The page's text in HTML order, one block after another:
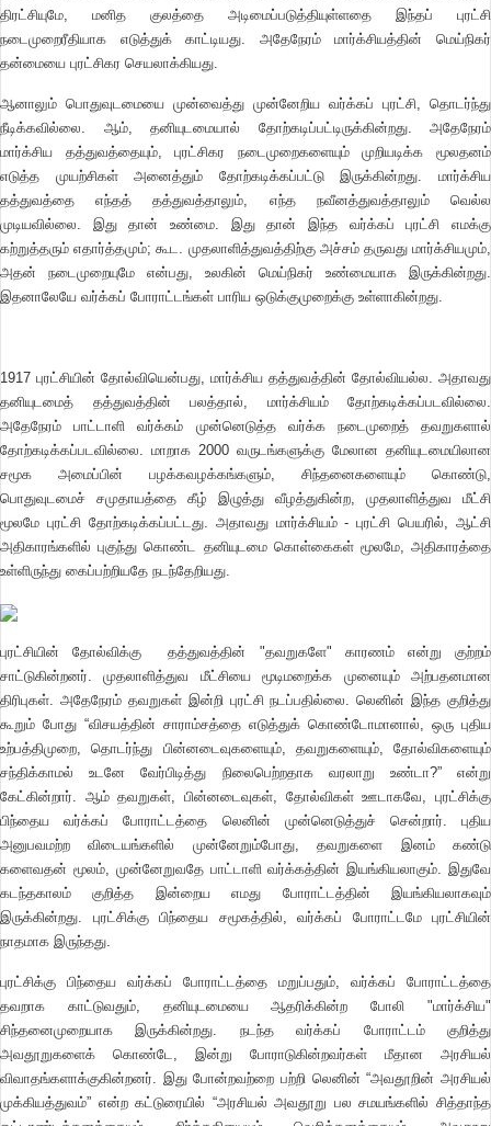
திரட்சியுமே, மனித குலத்தை அடிமைப்படுத்தியுள்ளதை இந்தப் புரட்சி
நடைமுறைரீதியாக எடுத்துக் காட்டியது. அதேநேரம் மார்க்சியத்தின் மெய்நிகர்
தன்மையை புரட்சிகர செயலாக்கியது.
ஆனாலும் பொதுவுடமையை முன்வைத்து முன்னேறிய வர்க்கப் புரட்சி, தொடர்ந்து
நீடிக்கவில்லை. ஆம், தனியுடமையால் தோற்கடிப்பட்டிருக்கின்றது. அதேநேரம்
மார்க்சிய தத்துவத்தையும், புரட்சிகர நடைமுறைகளையும் முறியடிக்க மூலதனம்
எடுத்த முயற்சிகள் அனைத்தும் தோற்கடிக்கப்பட்டு இருக்கின்றது. மார்க்சிய
தத்துவத்தை எந்தத் தத்துவத்தாலும், எந்த நவீனத்துவத்தாலும் வெல்ல
முடியவில்லை. இது தான் உண்மை. இது தான் இந்த வர்க்கப் புரட்சி எமக்கு
கற்றுத்தரும் எதார்த்தமும்; கூட. முதலாளித்துவத்திற்கு அச்சம் தருவது மார்க்சியமும்,
அதன் நடைமுறையுமே என்பது, உலகின் மெய்நிகர் உண்மையாக இருக்கின்றது.
இதனாலேயே வர்க்கப் போராட்டங்கள் பாரிய ஒடுக்குமுறைக்கு உள்ளாகின்றது.
1917 புரட்சியின் தோல்வியென்பது, மார்க்சிய தத்துவத்தின் தோல்வியல்ல. அதாவது
தனியுடமைத் தத்துவத்தின் பலத்தால், மார்க்சியம் தோற்கடிக்கப்படவில்லை.
அதேநேரம் பாட்டாளி வர்க்கம் முன்னெடுத்த வர்க்க நடைமுறைத் தவறுகளால்
தோற்கடிக்கப்படவில்லை. மாறாக 2000 வருடங்களுக்கு மேலான தனியுடமையிலான
சமூக அமைப்பின் பழக்கவழக்கங்களும், சிந்தனைகளையும் கொண்டு,
பொதுவுடமைச் சமுதாயத்தை கீழ் இழுத்து வீழத்துகின்ற, முதலாளித்துவ மீட்சி
மூலமே புரட்சி தோற்கடிக்கப்பட்டது. அதாவது மார்க்சியம் - புரட்சி பெயரில், ஆட்சி
அதிகாரங்களில் புகுந்து கொண்ட தனியுடமை கொள்கைகள் மூலமே, அதிகாரத்தை
உள்ளிருந்து கைப்பற்றியதே நடந்தேறியது.
புரட்சியின் தோல்விக்கு தத்துவத்தின் "தவறுகளே" காரணம் என்று குற்றம்
சாட்டுகின்றனர். முதலாளித்துவ மீட்சியை மூடிமறைக்க முனையும் அற்பதனமான
திரிபுகள். அதேநேரம் தவறுகள் இன்றி புரட்சி நடப்பதில்லை. லெனின் இந்த குறித்து
கூறும் போது “விசயத்தின் சாராம்சத்தை எடுத்துக் கொண்டோமானால், ஒரு புதிய
உற்பத்திமுறை, தொடர்ந்து பின்னடைவுகளையும், தவறுகளையும், தோல்விகளையும்
சந்திக்காமல் உடனே வேர்பிடித்து நிலைபெற்றதாக வரலாறு உண்டா?” என்று
கேட்கின்றார். ஆம் தவறுகள், பின்னடைவுகள், தோல்விகள் ஊடாகவே, புரட்சிக்கு
பிந்தைய வர்க்கப் போராட்டத்தை லெனின் முன்னெடுத்துச் சென்றார். புதிய
அனுபவமற்ற விடையங்களில் முன்னேறும்போது, தவறுகளை இனம் கண்டு
களைவதன் மூலம், முன்னேறுவதே பாட்டாளி வர்க்கத்தின் இயங்கியலாகும். இதுவே
கடந்தகாலம் குறித்த இன்றைய எமது போராட்டத்தின் இயங்கியலாகவும்
இருக்கின்றது. புரட்சிக்கு பிந்தைய சமூகத்தில், வர்க்கப் போராட்டமே புரட்சியின்
நாதமாக இருந்தது.
புரட்சிக்கு பிந்தைய வர்க்கப் போராட்டத்தை மறுப்பதும், வர்க்கப் போராட்டத்தை
தவறாக காட்டுவதும், தனியுடமையை ஆதரிக்கின்ற போலி "மார்க்சிய"
சிந்தனைமுறையாக இருக்கின்றது. நடந்த வர்க்கப் போராட்டம் குறித்து
அவதூறுகளைக் கொண்டே, இன்று போராடுகின்றவர்கள் மீதான அரசியல்
விவாதங்களாக்குகின்றனர். இது போன்றவற்றை பற்றி லெனின் “அவதூறின் அரசியல்
முக்கியத்துவம்” என்ற கட்டுரையில் “அரசியல் அவதூறு பல சமயங்களில் சித்தாந்த